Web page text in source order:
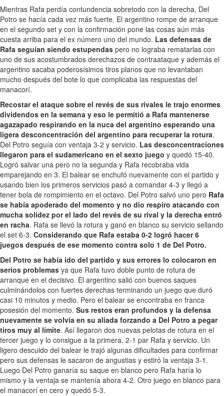
Mientras Rafa perdía contundencia sobretodo con la derecha, Del
Potro se hacía cada vez más fuerte. El argentino rompe de arranque
en el segundo set y con la confirmación pone las cosas aún más
cuesta arriba para el ex número uno del mundo. Las defensas de
Rafa seguían siendo estupendas pero no lograba rematarlas con
uno de sus acostumbrados derechazos de contraataque y además el
argentino sacaba poderosísimos tiros planos que no levantaban
mucho después del bote lo que complicaba las respuestas del
manacorí.
Recostar el ataque sobre el revés de sus rivales le trajo enormes
dividendos en la semana y eso le permitió a Rafa mantenerse
agazapado respirando en la nuca del argentino esperando una
ligera desconcentración del argentino para recuperar la rotura.
Del Potro seguía con ventaja 3-2 y servicio. Las desconcentraciones
llegaron para el sudamericano en el sexto juego y quedó 15-40.
Logró salvar una pero no la segunda y Rafa recobraba vida
emparejando en 3. El balear se enchufó nuevamente con el partido y
usando bien los primeros servicios pasó a comandar 4-3 y llegó a
tener bola de rompimiento en el octavo. Del Potro salvó uno pero Rafa
se había apoderado del momento y no dio respiro atacando con
mucha solidez por el lado del revés de su rival y la derecha entró
en racha. Rafa se llevó la rotura y ganó en blanco su servicio sellando
el set 6-3. Considerando que Rafa estaba 0-2 logró hacer 6
juegos después de ese momento contra solo 1 de Del Potro.
Del Potro se había ido del partido y sus errores lo colocaron en
serios problemas ya que Rafa tuvo doble punto de rotura de
arranque en el decisivo. El argentino salió con buenos saques
culminándolos con fuertes derechas terminando un juego que duró
casi 10 minutos y medio. Pero el balear se encontraba en franca
posesión del momento. Sus restos eran profundos y la defensa
nuevamente se volvía en su aliada forzando a Del Potro a pegar
tiros muy al límite. Así llegaron dos nuevas pelotas de rotura en el
tercer juego y lo consigue a la primera. 2-1 par Rafa y servicio. Un
ligero descuido del balear le trajó algunas dificultades para confirmar
pero sus defensas le sacaron de angustias y estiró la ventaja 3-1.
Luego Del Potro ganaría su saque en blanco pero Rafa haría lo
mismo y la ventaja se mantenía ahora 4-2. Otro juego en blanco para
el manacorí en cero y quedó 5-3.